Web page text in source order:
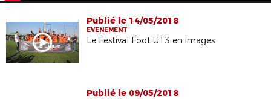
Publié le 14/05/2018
EVENEMENT
Le Festival Foot U13 en images
Publié le 09/05/2018